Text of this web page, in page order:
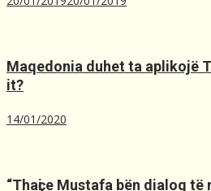
Maqedonia duhet ta aplikojë
it?
14/01/2020
“Thaҫi e Mustafa bën dialog